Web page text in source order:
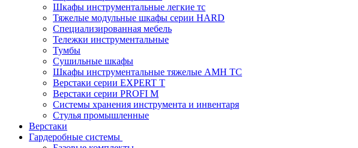
Шкафы инструментальные легкие тс
Тяжелые модульные шкафы серии HARD
Cпециализированная мебель
Тележки инструментальные
Тумбы
Cушильные шкафы
Шкафы инструментальные тяжелые AMH TC
Верстаки серии EXPERT T
Верстаки серии PROFI M
Системы хранения инструмента и инвентаря
Стулья промышленные
Верстаки
Гардеробные системы